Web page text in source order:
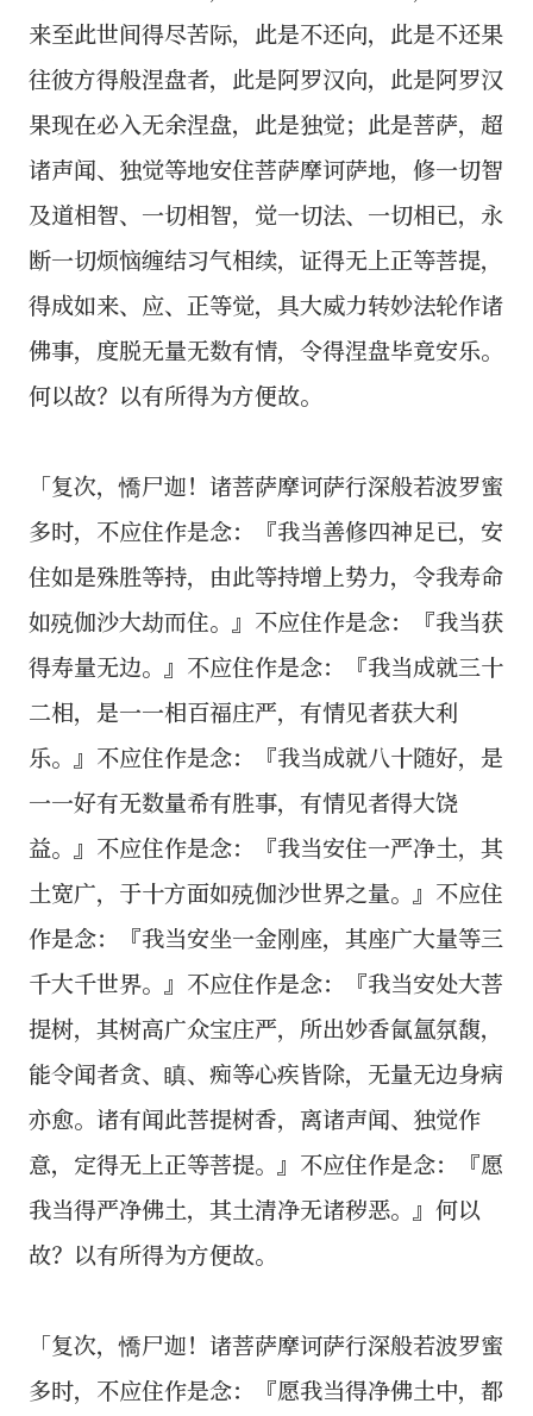
来至此世间得尽苦际，此是不还向，此是不还果
往彼方得般涅盘者，此是阿罗汉向，此是阿罗汉
果现在必入无余涅盘，此是独觉；此是菩萨，超
诸声闻、独觉等地安住菩萨摩诃萨地，修一切智
及道相智、一切相智，觉一切法、一切相已，永
断一切烦恼缠结习气相续，证得无上正等菩提，
得成如来、应、正等觉，具大威力转妙法轮作诸
佛事，度脱无量无数有情，令得涅盘毕竟安乐。
何以故？以有所得为方便故。
「复次，憍尸迦！诸菩萨摩诃萨行深般若波罗蜜
多时，不应住作是念：『我当善修四神足已，安
住如是殊胜等持，由此等持增上势力，令我寿命
如殑伽沙大劫而住。』不应住作是念：『我当获
得寿量无边。』不应住作是念：『我当成就三十
二相，是一一相百福庄严，有情见者获大利
乐。』不应住作是念：『我当成就八十随好，是
一一好有无数量希有胜事，有情见者得大饶
益。』不应住作是念：『我当安住一严净土，其
土宽广，于十方面如殑伽沙世界之量。』不应住
作是念：『我当安坐一金刚座，其座广大量等三
千大千世界。』不应住作是念：『我当安处大菩
提树，其树高广众宝庄严，所出妙香氤氲氛馥，
能令闻者贪、瞋、痴等心疾皆除，无量无边身病
亦愈。诸有闻此菩提树香，离诸声闻、独觉作
意，定得无上正等菩提。』不应住作是念：『愿
我当得严净佛土，其土清净无诸秽恶。』何以
故？以有所得为方便故。
「复次，憍尸迦！诸菩萨摩诃萨行深般若波罗蜜
多时，不应住作是念：『愿我当得净佛土中，都